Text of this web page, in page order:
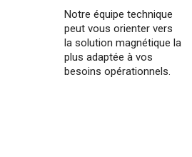
Notre équipe technique
peut vous orienter vers
la solution magnétique la
plus adaptée à vos
besoins opérationnels.